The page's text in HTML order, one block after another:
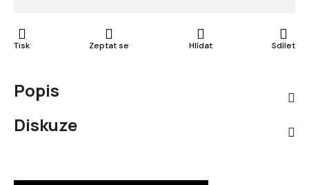
Tisk Zeptat se Hlídat Sdílet
Popis
Diskuze